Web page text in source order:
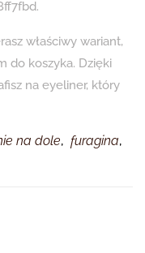
właściwy wariant,
do koszyka. Dzięki
na eyeliner, który
na dole, furagina,